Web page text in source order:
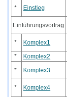
*
Einstieg
Einführungsvortrag
*
Komplex1
*
Komplex2
*
Komplex3
* Komplex4